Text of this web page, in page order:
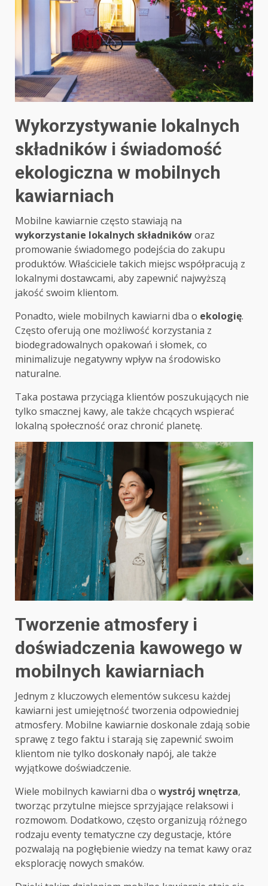
Wykorzystywanie lokalnych
składników i świadomość
ekologiczna w mobilnych
kawiarniach
Mobilne kawiarnie często stawiają na
wykorzystanie lokalnych składnikóworaz
promowanie świadomego podejścia do zakupu
produktów. Właściciele takich miejsc współpracują z
lokalnymi dostawcami, aby zapewnić najwyższą
jakość swoim klientom.
Ponadto, wiele mobilnych kawiarni dba o ekologię.
Często oferują one możliwość korzystania z
biodegradowalnych opakowań i słomek, co
minimalizuje negatywny wpływ na środowisko
naturalne.
Taka postawa przyciąga klientów poszukujących nie
tylko smacznej kawy, ale także chcących wspierać
lokalną społeczność oraz chronić planetę.
Tworzenie atmosfery i
doświadczenia kawowego w
mobilnych kawiarniach
Jednym z kluczowych elementów sukcesu każdej
kawiarni jest umiejętność tworzenia odpowiedniej
atmosfery. Mobilne kawiarnie doskonale zdają sobie
sprawę z tego faktu i starają się zapewnić swoim
klientom nie tylko doskonały napój, ale także
wyjątkowe doświadczenie.
Wiele mobilnych kawiarni dba o wystrój wnętrza,
tworząc przytulne miejsce sprzyjające relaksowi i
rozmowom. Dodatkowo, często organizują różnego
rodzaju eventy tematyczne czy degustacje, które
pozwalają na pogłębienie wiedzy na temat kawy oraz
eksplorację nowych smaków.